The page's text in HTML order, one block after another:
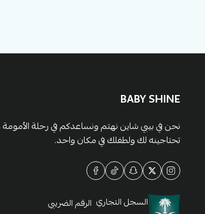
BABY SHINE
نحن في بيبي شاين نهتم ونساعدكم في رحلة الأمومة
تحتاجينه لك ولطفلك في مكان واحد.
السجل التجاري الرقم الضريبي